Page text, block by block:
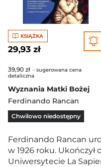
KSIĄŻKA
29,93 zł
39,90 zł - sugerowana cena
detaliczna
Wyznania Matki Bożej
Ferdinando Rancan
Chwilowo niedostępny
Ferdinando Rancan
w 1926 roku. Ukończył
Uniwersytecie La